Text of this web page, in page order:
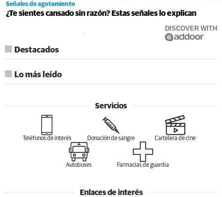
Señales de agotamiento
¿Te sientes cansado sin razón? Estas señales lo explican
DISCOVER WITH
Destacados
Lo más leído
Servicios
Teléfonos de interés Donación de sangre Cartelera de cine
Autobuses Farmacias de guardia
Enlaces de interés